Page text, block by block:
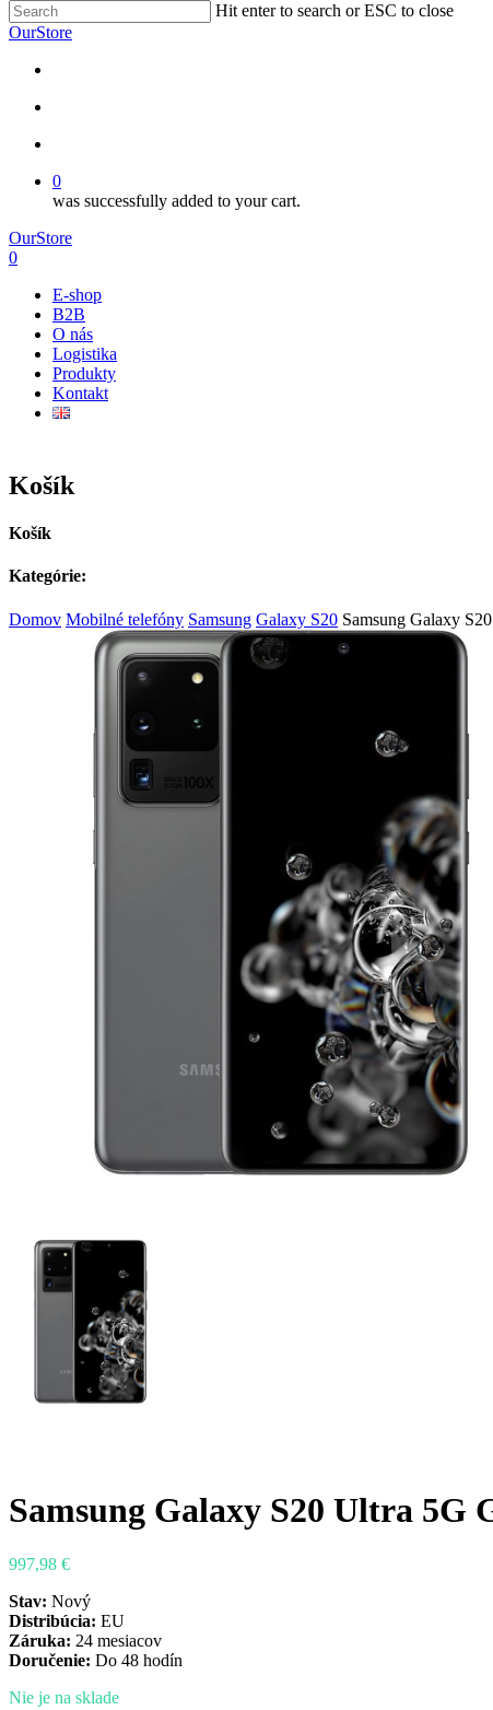
Hit enter to search or ESC to close
OurStore
0
was successfully added to your cart.
OurStore
0
E-shop
B2B
O nás
Logistika
Produkty
Kontakt
Košík
Košík
Kategórie:
Domov Mobilné telefóny Samsung Galaxy S20 Samsung Galaxy
Samsung Galaxy S20 Ultra 5G
997,98 €
Stav: Nový
Distribúcia: EU
Záruka: 24 mesiacov
Doručenie: Do 48 hodín
Nie je na sklade